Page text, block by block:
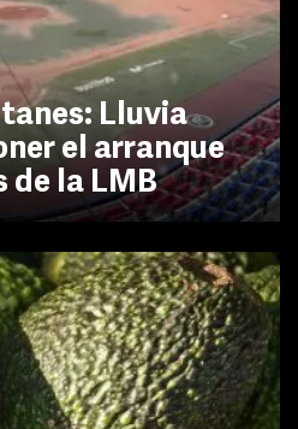
Lluvia
el arranque
de la LMB